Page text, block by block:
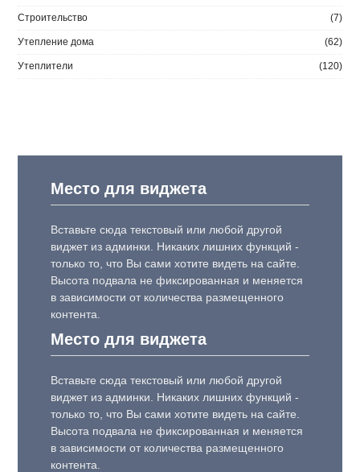
Строительство (7)
Утепление дома (62)
Утеплители (120)
Место для виджета
Вставьте сюда текстовый или любой другой
виджет из админки. Никаких лишних функций -
только то, что Вы сами хотите видеть на сайте.
Высота подвала не фиксированная и меняется
в зависимости от количества размещенного
контента.
Место для виджета
Вставьте сюда текстовый или любой другой
виджет из админки. Никаких лишних функций -
только то, что Вы сами хотите видеть на сайте.
Высота подвала не фиксированная и меняется
в зависимости от количества размещенного
контента.